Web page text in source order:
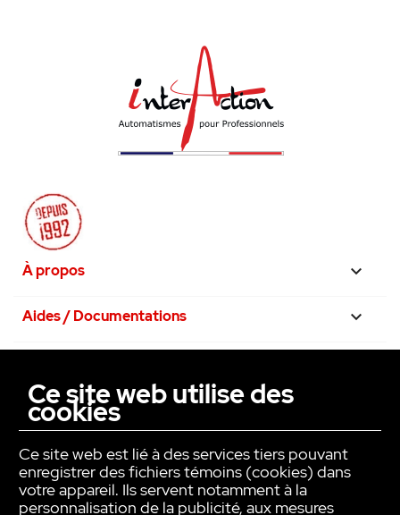
À propos 
Aides / Documentations 
La confiance avant tout
Ce site web utilise des
cookies
Ce site web est lié à des services tiers pouvant
enregistrer des fichiers témoins (cookies) dans
votre appareil. Ils servent notamment à la
personnalisation de la publicité, aux mesures